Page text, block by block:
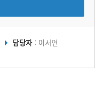
담당자 : 이서연